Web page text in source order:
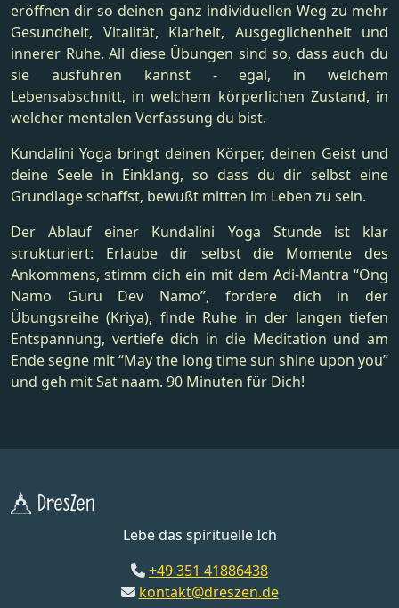
eröffnen dir so deinen ganz individuellen Weg zu mehr
Gesundheit, Vitalität, Klarheit, Ausgeglichenheit und
innerer Ruhe. All diese Übungen sind so, dass auch du
sie ausführen kannst - egal, in welchem
Lebensabschnitt, in welchem körperlichen Zustand, in
welcher mentalen Verfassung du bist.
Kundalini Yoga bringt deinen Körper, deinen Geist und
deine Seele in Einklang, so dass du dir selbst eine
Grundlage schaffst, bewußt mitten im Leben zu sein.
Der Ablauf einer Kundalini Yoga Stunde ist klar
strukturiert: Erlaube dir selbst die Momente des
Ankommens, stimm dich ein mit dem Adi-Mantra “Ong
Namo Guru Dev Namo”, fordere dich in der
Übungsreihe (Kriya), finde Ruhe in der langen tiefen
Entspannung, vertiefe dich in die Meditation und am
Ende segne mit “May the long time sun shine upon you”
und geh mit Sat naam. 90 Minuten für Dich!
DresZen
Lebe das spirituelle Ich
+49 351 41886438
kontakt@dreszen.de